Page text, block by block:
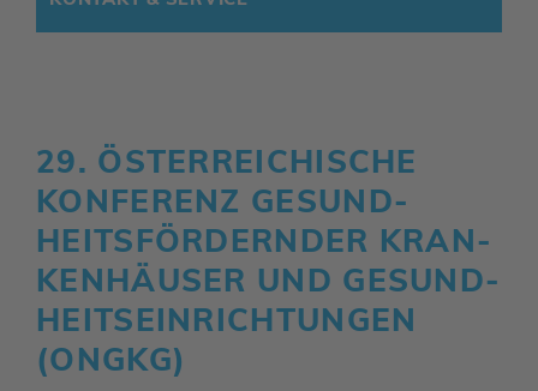
29. ÖSTER­REI­CHI­SCHE
KONFE­RENZ GESUND­
HEITS­FÖR­DERNDER KRAN­
KEN­HÄUSER UND GESUND­
HEITS­EIN­RICH­TUNGEN
(ONGKG)